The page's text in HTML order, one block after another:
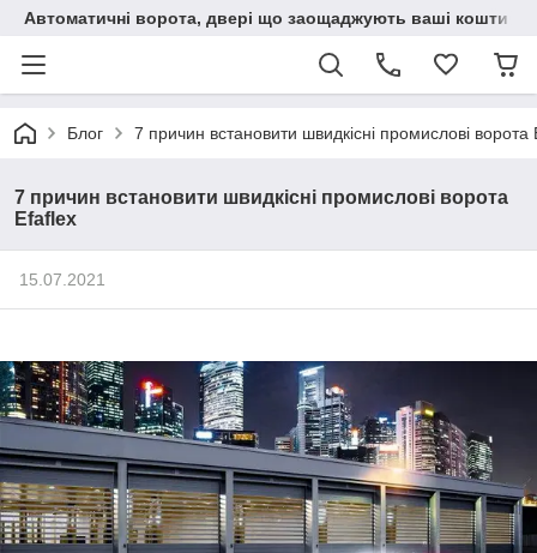
Автоматичні ворота, двері що заощаджують ваші кошти
Блог 7 причин встановити швидкісні промислові ворота
7 причин встановити швидкісні промислові ворота
Efaflex
15.07.2021